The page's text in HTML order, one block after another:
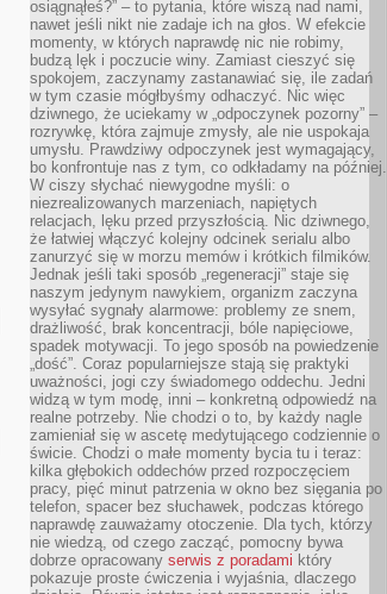
osiągnąłeś?” – to pytania, które wiszą nad nami,
nawet jeśli nikt nie zadaje ich na głos. W efekcie
momenty, w których naprawdę nic nie robimy,
budzą lęk i poczucie winy. Zamiast cieszyć się
spokojem, zaczynamy zastanawiać się, ile zadań
w tym czasie mógłbyśmy odhaczyć. Nic więc
dziwnego, że uciekamy w „odpoczynek pozorny” –
rozrywkę, która zajmuje zmysły, ale nie uspokaja
umysłu. Prawdziwy odpoczynek jest wymagający,
bo konfrontuje nas z tym, co odkładamy na później.
W ciszy słychać niewygodne myśli: o
niezrealizowanych marzeniach, napiętych
relacjach, lęku przed przyszłością. Nic dziwnego,
że łatwiej włączyć kolejny odcinek serialu albo
zanurzyć się w morzu memów i krótkich filmików.
Jednak jeśli taki sposób „regeneracji” staje się
naszym jedynym nawykiem, organizm zaczyna
wysyłać sygnały alarmowe: problemy ze snem,
drażliwość, brak koncentracji, bóle napięciowe,
spadek motywacji. To jego sposób na powiedzenie
„dość”. Coraz popularniejsze stają się praktyki
uważności, jogi czy świadomego oddechu. Jedni
widzą w tym modę, inni – konkretną odpowiedź na
realne potrzeby. Nie chodzi o to, by każdy nagle
zamieniał się w ascetę medytującego codziennie o
świcie. Chodzi o małe momenty bycia tu i teraz:
kilka głębokich oddechów przed rozpoczęciem
pracy, pięć minut patrzenia w okno bez sięgania po
telefon, spacer bez słuchawek, podczas którego
naprawdę zauważamy otoczenie. Dla tych, którzy
nie wiedzą, od czego zacząć, pomocny bywa
dobrze opracowany serwis z poradami który
pokazuje proste ćwiczenia i wyjaśnia, dlaczego